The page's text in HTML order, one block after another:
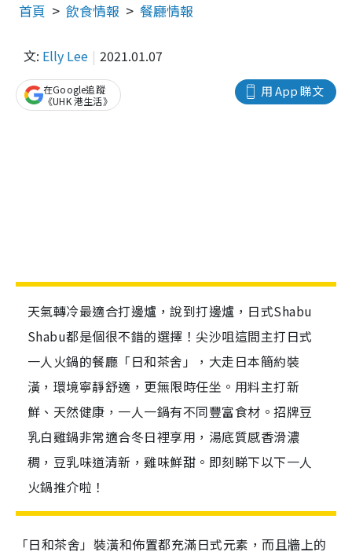
首頁 飲食情報 餐廳情報
文: Elly Lee 2021.01.07
用 App 睇文
在Google追蹤
《UHK 港生活》
天氣轉冷最適合打邊爐，說到打邊爐，日式Shabu
Shabu都是個很不錯的選擇！尖沙咀這間主打日式
一人火鍋的餐廳「日和茶舍」，大走日本簡約裝
潢，環境寧靜舒適，更無限時任坐。用料主打新
鮮、天然健康，一人一鍋有不同豐富食材。招牌豆
乳白雞鍋非常適合冬日裡享用，湯底質感香滑濃
稠，豆乳味道清新，雞味鮮甜。即刻睇下以下一人
火鍋推介啦！
「日和茶舍」裝潢和佈置都充滿日式元素，而且牆上的